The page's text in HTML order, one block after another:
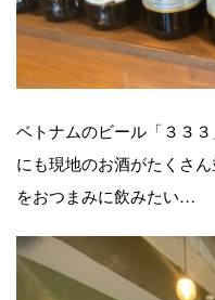
ベトナムのビール「３３
にも現地のお酒がたくさ
をおつまみに飲みたい…